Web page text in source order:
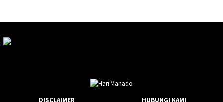
DISCLAIMER
HUBUNGI KAMI